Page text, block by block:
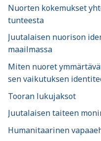
Nuorten kokemukset
tunteesta
Juutalaisen nuorison
maailmassa
Miten nuoret
sen vaikutuksen
Tooran lukujaksot
Juutalaisen taiteen
Humanitaarinen